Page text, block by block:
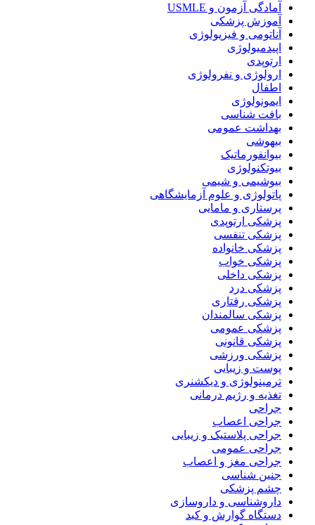
آمادگی آزمون و USMLE
آموزش پزشکی
آناتومی و فیزیولوژی
اپیدمیولوژی
ارتوپدی
ارولوژی و نفرولوژی
اطفال
ایمونولوژی
بافت شناسی
بهداشت عمومی
بیهوشی
بیوانفورماتیک
بیوتکنولوژی
بیوشیمی و شیمی
پاتولوژی و علوم آزمایشگاهی
پرستاری و مامایی
پزشکی ارتوپدی
پزشکی تنفسی
پزشکی خانواده
پزشکی خواب
پزشکی داخلی
پزشکی درد
پزشکی رفتاری
پزشکی سالمندان
پزشکی عمومی
پزشکی قانونی
پزشکی ورزشی
پوست و زیبایی
ترمینولوژی و دیکشنری
تغذیه و رژیم درمانی
جراحی
جراحی اعصاب
جراحی پلاستیک و زیبایی
جراحی عمومی
جراحی مغز و اعصاب
جنین شناسی
چشم پزشکی
داروشناسی و داروسازی
دستگاه گوارش و کبد